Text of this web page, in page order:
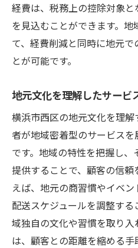
経費は、税務上の控除対象
を見込むことができます。
て、経費削減と同時に地元
とが可能です。
地元文化を理解したサービ
横浜市西区の地元文化を理
者が地域密着型のサービス
です。地域の特性を把握し
提供することで、顧客の信
えば、地元の商習慣やイベン
配送スケジュールを調整す
域独自の文化や習慣を取り
は、顧客との距離を縮める